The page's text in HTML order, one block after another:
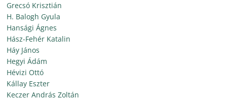
Grecsó Krisztián
H. Balogh Gyula
Hansági Ágnes
Hász-Fehér Katalin
Háy János
Hegyi Ádám
Hévizi Ottó
Kállay Eszter
Keczer András Zoltán